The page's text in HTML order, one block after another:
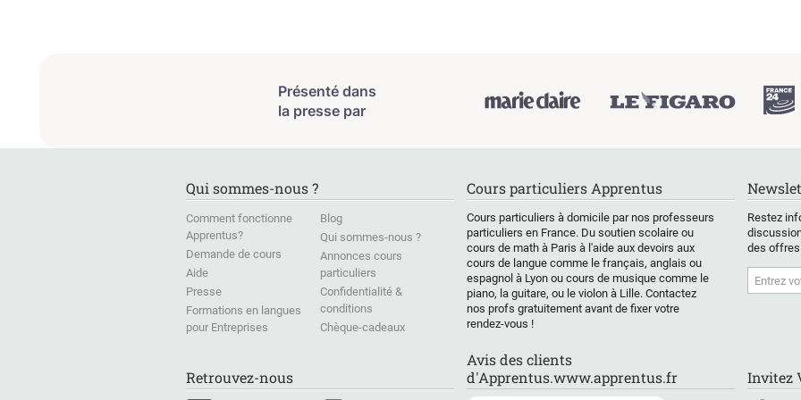
Présenté dans
la presse par
Qui sommes-nous ?
Comment fonctionne
Apprentus?
Demande de cours
Aide
Presse
Formations en langues
pour Entreprises
Blog
Qui sommes-nous ?
Annonces cours
particuliers
Confidentialité &
conditions
Chèque-cadeaux
Cours particuliers Apprentus
Cours particuliers à domicile par nos professeurs
particuliers en France. Du soutien scolaire ou
cours de math à Paris à l'aide aux devoirs aux
cours de langue comme le français, anglais ou
espagnol à Lyon ou cours de musique comme le
piano, la guitare, ou le violon à Lille. Contactez
nos profs gratuitement avant de fixer votre
rendez-vous !
Restez
des
Retrouvez-nous
Avis des clients
d'Apprentus.www.apprentus.fr
Invitez